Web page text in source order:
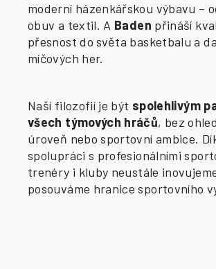
moderní házenkářskou výbavu –
obuv a textil. A Baden přináší
přesnost do světa basketbalu a
míčových her.
Naší filozofií je být spolehlivým
všech týmových hráčů, bez
úroveň nebo sportovní ambice.
spolupráci s profesionálními
trenéry i kluby neustále
posouváme hranice sportovního